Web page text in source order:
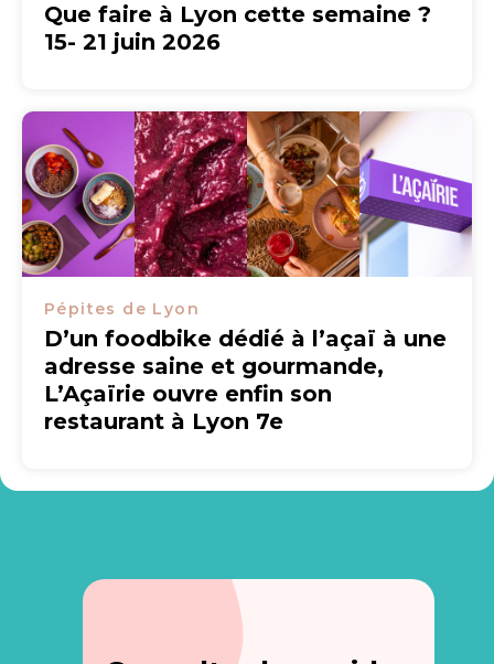
Que faire à Lyon cette semaine ?
15- 21 juin 2026
Pépites de Lyon
D’un foodbike dédié à l’açaï à une
adresse saine et gourmande,
L’Açaïrie ouvre enfin son
restaurant à Lyon 7e